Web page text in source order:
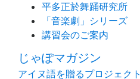
平多正於舞踊研究所
「音楽劇」シリーズ
講習会のご案内
じゃぽマガジン
アイヌ語を贈るプロジェクト